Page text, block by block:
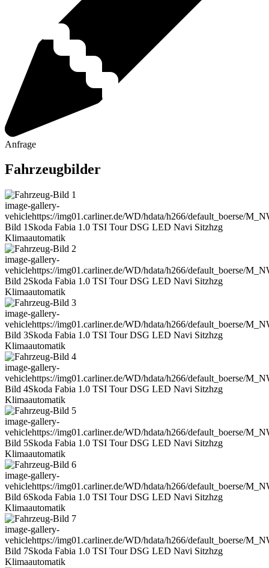
Anfrage
Fahrzeugbilder
image-gallery-
vehiclehttps://img01.carliner.de/WD/hdata/h266/default_boerse/
Bild 1 Skoda Fabia 1.0 TSI Tour DSG LED Navi Sitzhzg
Klimaautomatik
image-gallery-
vehiclehttps://img01.carliner.de/WD/hdata/h266/default_boerse/
Bild 2Skoda Fabia 1.0 TSI Tour DSG LED Navi Sitzhzg
Klimaautomatik
image-gallery-
vehiclehttps://img01.carliner.de/WD/hdata/h266/default_boerse/
Bild 3Skoda Fabia 1.0 TSI Tour DSG LED Navi Sitzhzg
Klimaautomatik
image-gallery-
vehiclehttps://img01.carliner.de/WD/hdata/h266/default_boerse/
Bild 4Skoda Fabia 1.0 TSI Tour DSG LED Navi Sitzhzg
Klimaautomatik
image-gallery-
vehiclehttps://img01.carliner.de/WD/hdata/h266/default_boerse/
Bild 5Skoda Fabia 1.0 TSI Tour DSG LED Navi Sitzhzg
Klimaautomatik
image-gallery-
vehiclehttps://img01.carliner.de/WD/hdata/h266/default_boerse/
Bild 6Skoda Fabia 1.0 TSI Tour DSG LED Navi Sitzhzg
Klimaautomatik
image-gallery-
vehiclehttps://img01.carliner.de/WD/hdata/h266/default_boerse/
Bild 7Skoda Fabia 1.0 TSI Tour DSG LED Navi Sitzhzg
Klimaautomatik